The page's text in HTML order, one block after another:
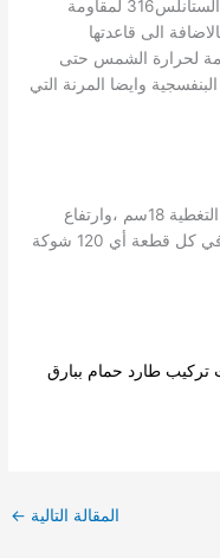
من الطيور وهى مصنوعة من أجود درجات الستانلس316 لمقاومة
الى قاعدتها
لحرارة الشمس حتى
وايضا المرنة التي
( طول القطعة الواحدة نصف متر ) ،عرض التغطية 18سم ،وارتفاع
الشوكة 13سم ،وعدد الشوكات 60 شوكة في كل قطعة أي 120 شوكة
طارد حمام ببارق
المقالة التالية ←